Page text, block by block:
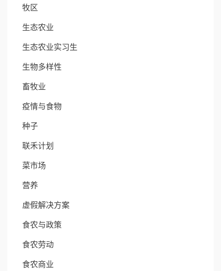
牧区
生态农业
生态农业实习生
生物多样性
畜牧业
疫情与食物
种子
联禾计划
菜市场
营养
虚假解决方案
食农与政策
食农劳动
食农商业